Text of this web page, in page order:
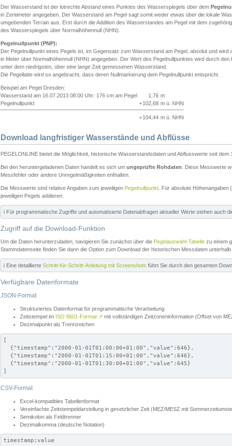
Der Wasserstand ist der lotrechte Abstand eines Punktes des Wasserspiegels über dem
in Zentimeter angegeben. Der Wasserstand am Pegel sagt somit weder etwas über die lokale
umgebenden Terrain aus. Erst durch die Addition des Wasserstandes am Pegel mit dem
des Wasserspiegels über Normalhöhennull (NHN).
Pegelnullpunkt (PNP):
Der Pegelnullpunkt eines Pegels ist, im Gegensatz zum Wasserstand am Pegel, absolut und
in Meter über Normalhöhennull (NHN) angegeben. Der Wert des Pegelnullpunktes wird durch
unter dem niedrigsten, über eine lange Zeit gemessenen Wasserstand.
Die Pegellatte wird so angebracht, dass deren Nullmarkierung dem Pegelnullpunkt entspricht.
Beispiel am Pegel Dresden:
Wasserstand am 16.07.2013 08:00 Uhr: 176 cm am Pegel
1,76 m
Pegelnullpunkt
+102,68 m ü. NHN
=104,44 m ü. NHN
Download langfristiger Wasserstände und Abflüsse
PEGELONLINE bietet die Möglichkeit, historische Wasserstandsdaten und Abflusswerte seit dem
Bei den heruntergeladenen Daten handelt es sich um ungeprüfte Rohdaten . Diese Messwerte
Messfehler oder andere Unregelmäßigkeiten enthalten.
Die Messwerte sind relative Angaben zum jeweiligen Pegelnullpunkt . Für absolute
jeweiligen Pegels addieren.
ℹ️ Für programmatische Zugriffe und automatisierte Datenabfragen aktueller Werte stehen auch
Zugriff auf die Download-Funktion
Um die Daten herunterzuladen, navigieren Sie zunächst über die Pegelauswahl-Tabelle zu einem
Stammdatenseite finden Sie dann die Option zum Download der historischen Messdaten unterhalb
ℹ️ Eine detaillierte Schritt-für-Schritt-Anleitung mit Screenshots führt Sie durch den gesamten
Verfügbare Datenformate
JSON-Format
Strukturiertes Datenformat für programmatische Verarbeitung
Zeitstempel im ISO 8601-Format ↗ mit vollständigen Zeitzoneninformation (Offset von
Dezimalpunkt als Trennzeichen
[
  {"timestamp":"2000-01-01T01:00:00+01:00","value":646},
  {"timestamp":"2000-01-01T01:15:00+01:00","value":646},
  {"timestamp":"2000-01-01T01:30:00+01:00","value":645}
]
CSV-Format
Excel-kompatibles Tabellenformat
Vereinfachte Zeitstempeldarstellung in gesetzlicher Zeit (MEZ/MESZ mit
Semikolon als Feldtrenner
Dezimalkomma (deutsche Notation)
timestamp;value